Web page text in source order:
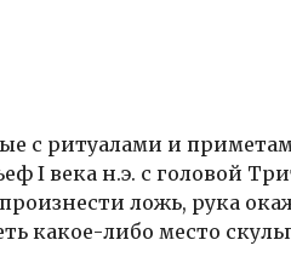
с ритуалами и
I века н.э. с головой
ложь, рука
какое-либо место